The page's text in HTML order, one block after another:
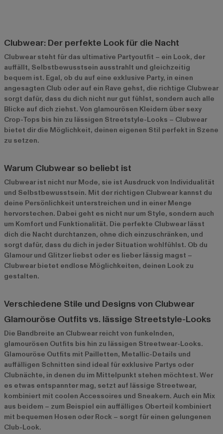
Clubwear: Der perfekte Look für die Nacht
Clubwear steht für das ultimative Partyoutfit – ein Look, der
auffällt, Selbstbewusstsein ausstrahlt und gleichzeitig
bequem ist. Egal, ob du auf eine exklusive Party, in einen
angesagten Club oder auf ein Rave gehst, die richtige Clubwear
sorgt dafür, dass du dich nicht nur gut fühlst, sondern auch alle
Blicke auf dich ziehst. Von glamourösen Kleidern über sexy
Crop-Tops bis hin zu lässigen Streetstyle-Looks – Clubwear
bietet dir die Möglichkeit, deinen eigenen Stil perfekt in Szene
zu setzen.
Warum Clubwear so beliebt ist
Clubwear ist nicht nur Mode, sie ist Ausdruck von Individualität
und Selbstbewusstsein. Mit der richtigen Clubwear kannst du
deine Persönlichkeit unterstreichen und in einer Menge
hervorstechen. Dabei geht es nicht nur um Style, sondern auch
um Komfort und Funktionalität. Die perfekte Clubwear lässt
dich die Nacht durchtanzen, ohne dich einzuschränken, und
sorgt dafür, dass du dich in jeder Situation wohlfühlst. Ob du
Glamour und Glitzer liebst oder es lieber lässig magst –
Clubwear bietet endlose Möglichkeiten, deinen Look zu
gestalten.
Verschiedene Stile und Designs von Clubwear
Glamouröse Outfits vs. lässige Streetstyle-Looks
Die Bandbreite an Clubwear reicht von funkelnden,
glamourösen Outfits bis hin zu lässigen Streetwear-Looks.
Glamouröse Outfits mit Pailletten, Metallic-Details und
auffälligen Schnitten sind ideal für exklusive Partys oder
Clubnächte, in denen du im Mittelpunkt stehen möchtest. Wer
es etwas entspannter mag, setzt auf lässige Streetwear,
kombiniert mit coolen Accessoires und Sneakern. Auch ein Mix
aus beidem – zum Beispiel ein auffälliges Oberteil kombiniert
mit bequemen Hosen oder Rock – sorgt für einen gelungenen
Club-Look.